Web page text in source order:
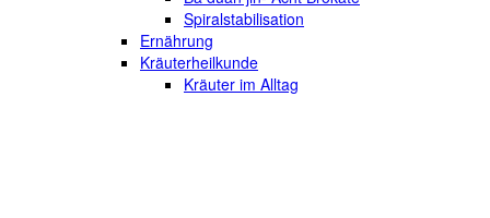
Spiralstabilisation
Ernährung
Kräuterheilkunde
Kräuter im Alltag